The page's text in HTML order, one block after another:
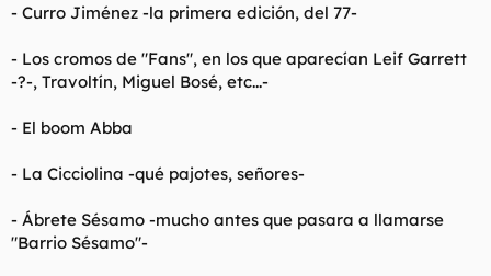
- Curro Jiménez -la primera edición, del 77-
- Los cromos de "Fans", en los que aparecían Leif Garrett
-?-, Travoltín, Miguel Bosé, etc...-
- El boom Abba
- La Cicciolina -qué pajotes, señores-
- Ábrete Sésamo -mucho antes que pasara a llamarse
"Barrio Sésamo"-